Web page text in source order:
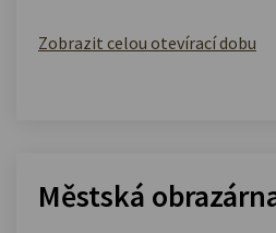
Zobrazit celou otevírací dobu
Městská